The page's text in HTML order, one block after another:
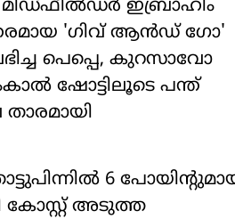
മിഡ്ഫീൽഡർ ഇബ്രാഹിം
'ഗിവ് ആൻഡ് ഗോ'
പെപ്പെ, കുറസാവോ
ഷോട്ടിലൂടെ പന്ത്
6
കോസ്റ്റ് അടുത്ത